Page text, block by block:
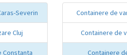
Severin
Cluj
Constanta
Containere de
Containere de
Containere